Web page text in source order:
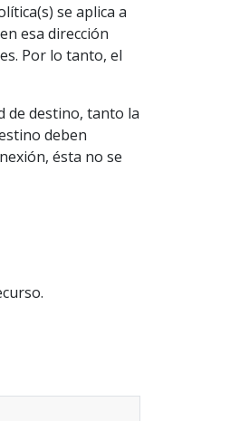
se aplica a
esa dirección
Por lo tanto, el
de destino, tanto la
deben
ésta no se